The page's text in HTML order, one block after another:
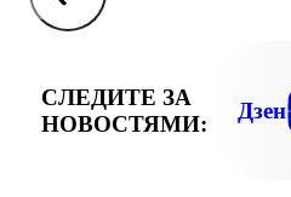
СЛЕДИТЕ ЗА
НОВОСТЯМИ:
Дзен